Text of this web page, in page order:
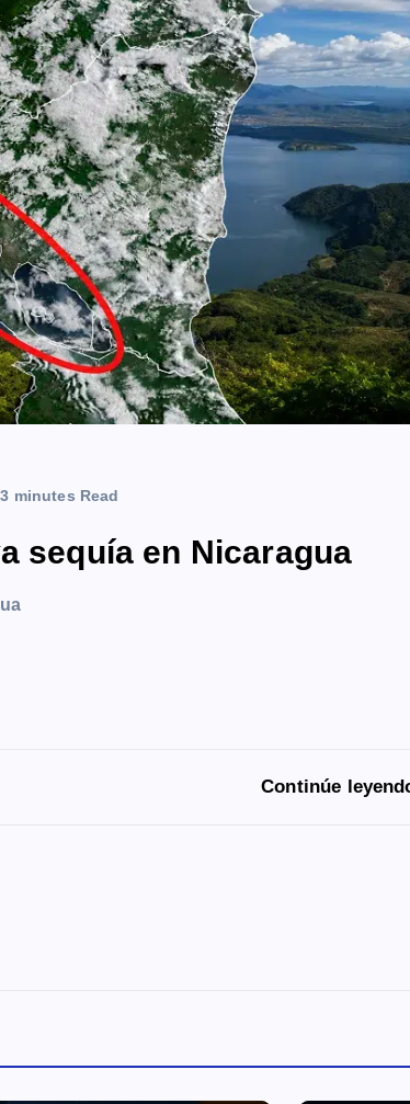
3 minutes Read
sequía en Nicaragua
Continúe